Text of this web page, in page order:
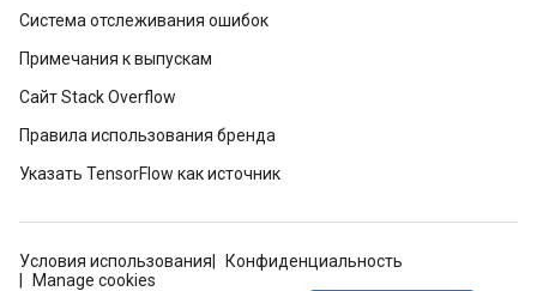
Система отслеживания ошибок
Примечания к выпускам
Сайт Stack Overflow
Правила использования бренда
Указать TensorFlow как источник
Условия использования
Конфиденциальность
Manage cookies